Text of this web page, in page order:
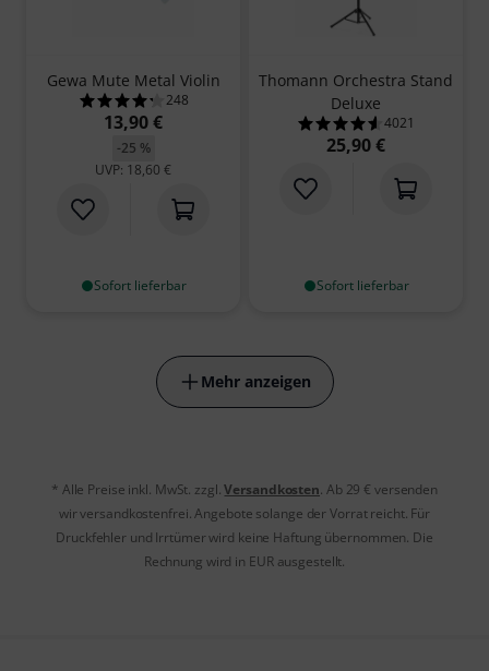
Gewa Mute Metal Violin
4.3 von 5 Sternen aus 248 Kundenbewertungen
248
13,90 €
-25 %
UVP: 18,60 €
Sofort lieferbar
Thomann Orchestra Stand
Deluxe
4.6 von 5
4021
25,90 €
Sofort lieferbar
Mehr anzeigen
* Alle Preise inkl. MwSt. zzgl.Versandkosten. Ab 29 € versenden
wir versandkostenfrei. Angebote solange der Vorrat reicht. Für
Druckfehler und Irrtümer wird keine Haftung übernommen. Die
Rechnung wird in EUR ausgestellt.